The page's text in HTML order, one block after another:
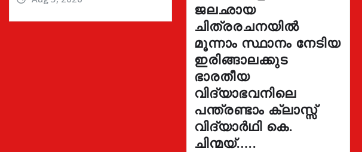
ജലഛായ
ചിത്രരചനയിൽ
മൂന്നാം സ്ഥാനം നേടിയ
ഇരിങ്ങാലക്കുട
ഭാരതീയ
വിദ്യാഭവനിലെ
പന്ത്രണ്ടാം ക്ലാസ്സ്
വിദ്യാർഥി കെ.
ചിന്മയ്…..